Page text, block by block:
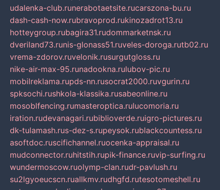
udalenka-club.runerabotaetsite.rucarszona-bu.ru
dash-cash-now.rubravoprod.rukinozadrot13.ru
hotteygroup.rubagira31.rudommarketnsk.ru
dveriland73.runis-glonass51.ruveles-doroga.rutb02.ru
vrema-zdorov.ruvelonik.rusurgutgloss.ru
nike-air-max-95.runadookna.rulubov-pic.ru
mobilreklama.rupds-nn.rusocrat2000.ruvgurin.ru
spksochi.rushkola-klassika.rusabeonline.ru
mosoblfencing.rumasteroptica.rulucomoria.ru
iration.rudevanagari.rubiblioverde.ruigro-pictures.ru
dk-tulamash.rus-dez-s.rupeysok.rublackcountess.ru
asoftdoc.ruscifichannel.ruocenka-appraisal.ru
mudconnector.ruhitstih.rupik-finance.ruvip-surfing.ru
wundermoscow.ruolymp-clan.rudr-pavlush.ru
su2lgyoeucscn.ruallkmv.rudhgfd.rutesotomeshell.ru